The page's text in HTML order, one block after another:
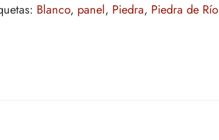
Blanco, panel, Piedra, Piedra de Río